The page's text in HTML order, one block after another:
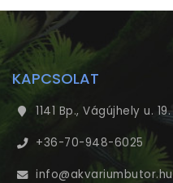
KAPCSOLAT
1141 Bp., Vágújhely u. 19.
+36-70-948-6025
info@akvariumbutor.hu